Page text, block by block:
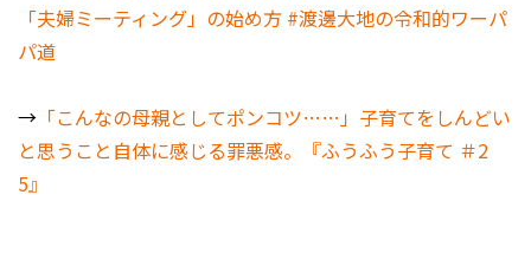
「夫婦ミーティング」の始め方 #渡邊大地の令和的ワーパ
パ道
→ 「こんなの母親としてポンコツ……」子育てをしんどい
と思うこと自体に感じる罪悪感。『ふうふう子育て ＃2
5』